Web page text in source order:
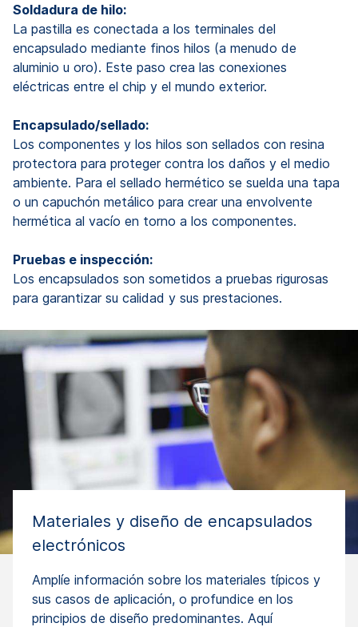
Soldadura de hilo:
La pastilla es conectada a los terminales del
encapsulado mediante finos hilos (a menudo de
aluminio u oro). Este paso crea las conexiones
eléctricas entre el chip y el mundo exterior.
Encapsulado/sellado:
Los componentes y los hilos son sellados con resina
protectora para proteger contra los daños y el medio
ambiente. Para el sellado hermético se suelda una tapa
o un capuchón metálico para crear una envolvente
hermética al vacío en torno a los componentes.
Pruebas e inspección:
Los encapsulados son sometidos a pruebas rigurosas
para garantizar su calidad y sus prestaciones.
Materiales y diseño de encapsulados
electrónicos
Amplíe información sobre los materiales típicos y
sus casos de aplicación, o profundice en los
principios de diseño predominantes. Aquí